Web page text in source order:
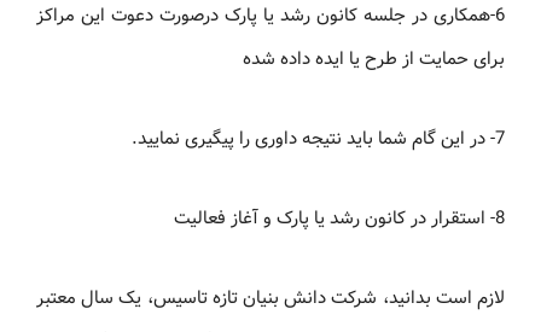
6-همکاری در جلسه کانون رشد یا پارک درصورت دعوت این مراکز
برای حمایت از طرح یا ایده داده شده
7- در این گام شما باید نتیجه داوری را پیگیری نمایید.
8- استقرار در کانون رشد یا پارک و آغاز فعالیت
لازم است بدانید، شرکت‌ دانش بنیان تازه تاسیس، یک سال معتبر